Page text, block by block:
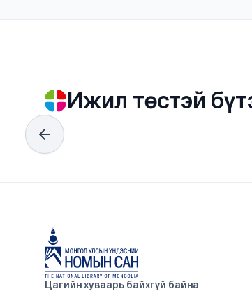
Ижил төстэй
Цагийн хуваарь байхгүй байна